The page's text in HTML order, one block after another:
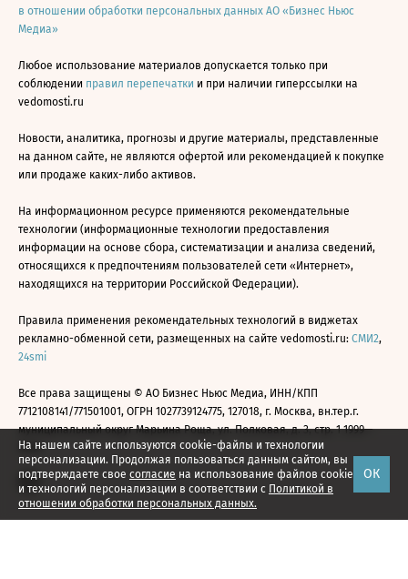
На нашем сайте используются cookie-файлы и технологии
персонализации. Продолжая пользоваться данным сайтом, вы
подтверждаете свое согласие на использование файлов cookie
и технологий персонализации в соответствии с Политикой в
отношении обработки персональных данных.
ОК
в отношении обработки персональных данных АО «Бизнес Ньюс
Медиа»
Любое использование материалов допускается только при
соблюдении правил перепечатки и при наличии гиперссылки на
vedomosti.ru
Новости, аналитика, прогнозы и другие материалы, представленные
на данном сайте, не являются офертой или рекомендацией к покупке
или продаже каких-либо активов.
На информационном ресурсе применяются рекомендательные
технологии (информационные технологии предоставления
информации на основе сбора, систематизации и анализа сведений,
относящихся к предпочтениям пользователей сети «Интернет»,
находящихся на территории Российской Федерации).
Правила применения рекомендательных технологий в виджетах
рекламно-обменной сети, размещенных на сайте vedomosti.ru: СМИ2,
24smi
Все права защищены © АО Бизнес Ньюс Медиа, ИНН/КПП
7712108141/771501001, ОГРН 1027739124775, 127018, г. Москва, вн.тер.г.
муниципальный округ Марьина Роща, ул. Полковая, д. 3, стр. 1 1999—
2026